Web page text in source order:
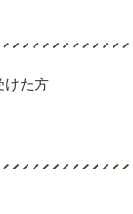
けた方